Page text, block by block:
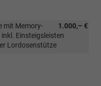
1.000,– €
mit Memory-
Einsteigsleisten
Lordosenstütze